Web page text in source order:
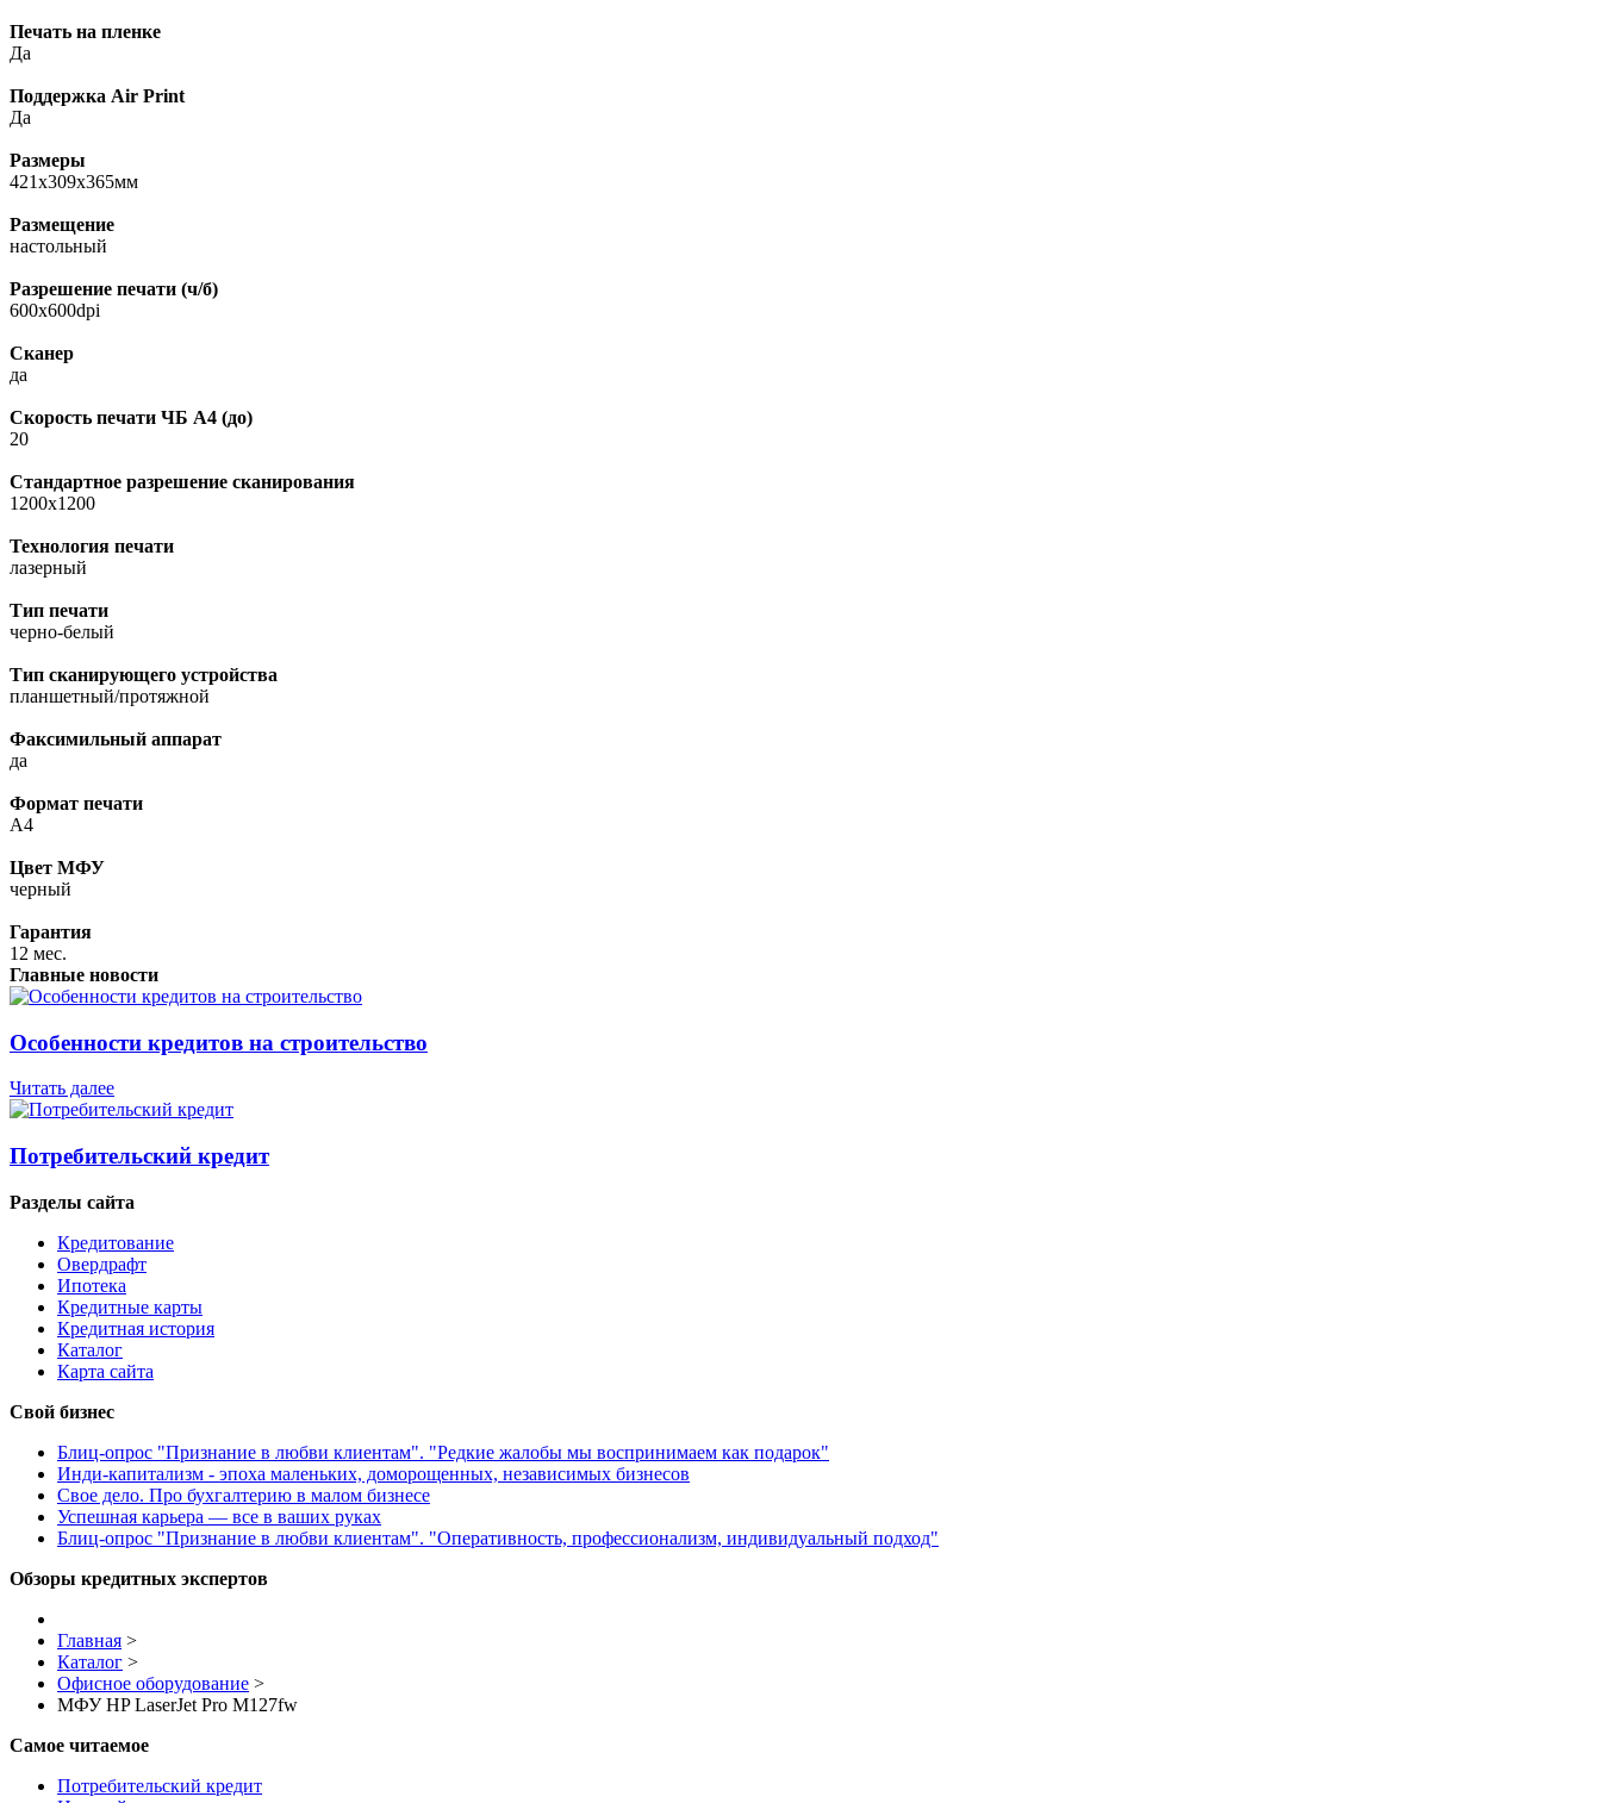
Печать на пленке
Да
Поддержка Air Print
Да
Размеры
421x309x365мм
Размещение
настольный
Разрешение печати (ч/б)
600x600dpi
Сканер
да
Скорость печати ЧБ A4 (до)
20
Стандартное разрешение сканирования
1200x1200
Технология печати
лазерный
Тип печати
черно-белый
Тип сканирующего устройства
планшетный/протяжной
Факсимильный аппарат
да
Формат печати
A4
Цвет МФУ
черный
Гарантия
12 мес.
Главные новости
Особенности кредитов на строительство
Читать далее
Потребительский кредит
Разделы сайта
Кредитование
Овердрафт
Ипотека
Кредитные карты
Кредитная история
Каталог
Карта сайта
Свой бизнес
Блиц-опрос "Признание в любви клиентам". "Редкие жалобы мы воспринимаем как подарок"
Инди-капитализм - эпоха маленьких, доморощенных, независимых бизнесов
Свое дело. Про бухгалтерию в малом бизнесе
Успешная карьера — все в ваших руках
Блиц-опрос "Признание в любви клиентам". "Оперативность, профессионализм, индивидуальный подход"
Обзоры кредитных экспертов
Главная >
Каталог >
Офисное оборудование >
МФУ HP LaserJet Pro M127fw
Самое читаемое
Потребительский кредит